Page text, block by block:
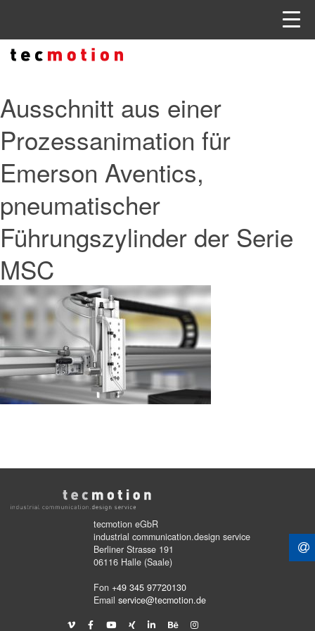
Ausschnitt aus einer
Prozessanimation für
Emerson Aventics,
pneumatischer
Führungszylinder der Serie
MSC
tecmotion eGbR
industrial communication.design service
Berliner Strasse 191
06116 Halle (Saale)
Fon +49 345 97720130
Email service@tecmotion.de